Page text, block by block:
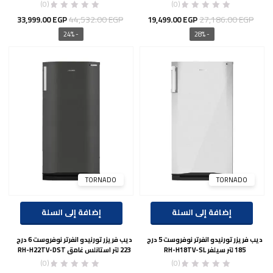
(0)
27,186.00EGP
السعر
الأصلي
27,186.00 EGP.
19,499.00EGP
السعر
- 28%
(0)
44,532.00EGP
السعر
الأصلي
44,532.00 EGP.
33,999.00EGP
- 24%
TORNADO
إضافة إلى السلة
ديب فريزر تورنيدو انفرتر نوفروست 5 درج
185 لتر سيلفر RH-H18TV-SL
(0)
TORNADO
إضافة إلى السلة
ديب فريزر تورنيدو انفرتر نوفروست 6 درج
223 لتر استانلس غامق RH-H22TV-DST
(0)